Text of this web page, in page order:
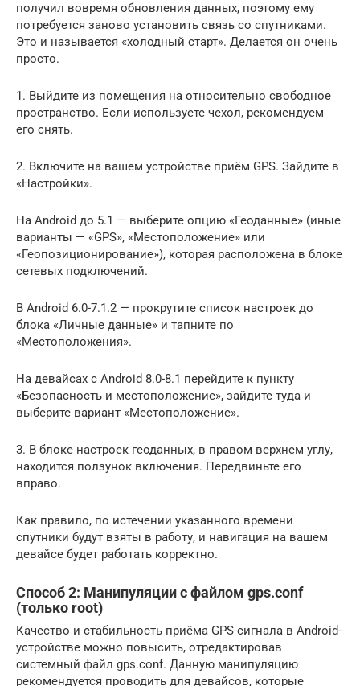
получил вовремя обновления данных, поэтому ему
потребуется заново установить связь со спутниками.
Это и называется «холодный старт». Делается он очень
просто.
1. Выйдите из помещения на относительно свободное
пространство. Если используете чехол, рекомендуем
его снять.
2. Включите на вашем устройстве приём GPS. Зайдите в
«Настройки».
На Android до 5.1 — выберите опцию «Геоданные» (иные
варианты — «GPS», «Местоположение» или
«Геопозиционирование»), которая расположена в блоке
сетевых подключений.
В Android 6.0-7.1.2 — прокрутите список настроек до
блока «Личные данные» и тапните по
«Местоположения».
На девайсах с Android 8.0-8.1 перейдите к пункту
«Безопасность и местоположение», зайдите туда и
выберите вариант «Местоположение».
3. В блоке настроек геоданных, в правом верхнем углу,
находится ползунок включения. Передвиньте его
вправо.
Как правило, по истечении указанного времени
спутники будут взяты в работу, и навигация на вашем
девайсе будет работать корректно.
Способ 2: Манипуляции с файлом gps.conf
(только root)
Качество и стабильность приёма GPS-сигнала в Android-
устройстве можно повысить, отредактировав
системный файл gps.conf. Данную манипуляцию
рекомендуется проводить для девайсов, которые